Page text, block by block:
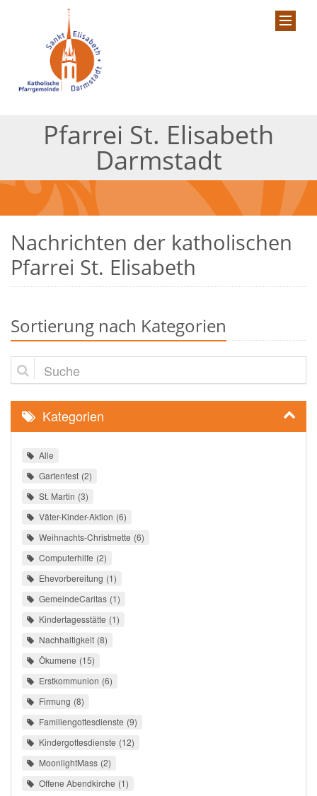
Pfarrei St. Elisabeth
Darmstadt
Nachrichten der katholischen
Pfarrei St. Elisabeth
Sortierung nach Kategorien
Suche
Kategorien
Alle
Gartenfest 2
St. Martin 3
Väter-Kinder-Aktion 6
Weihnachts-Christmette 6
Computerhilfe 2
Ehevorbereitung 1
GemeindeCaritas 1
Kindertagesstätte 1
Nachhaltigkeit 8
Ökumene 15
Erstkommunion 6
Firmung 8
Familiengottesdienste 9
Kindergottesdienste 12
MoonlightMass 2
Offene Abendkirche 1